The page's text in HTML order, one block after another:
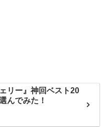
リー』神回ベスト20
んでみた！